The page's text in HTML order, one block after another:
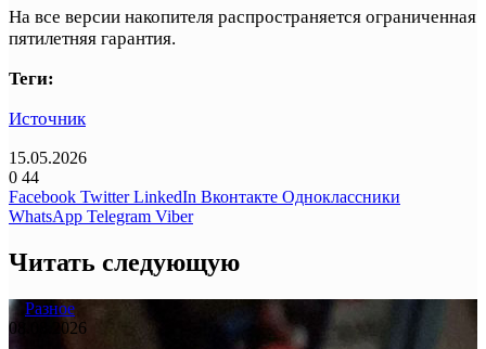
На все версии накопителя распространяется ограниченная
пятилетняя гарантия.
Теги:
Источник
15.05.2026
0 44
Facebook Twitter LinkedIn Вконтакте Одноклассники
WhatsApp Telegram Viber
Читать следующую
Разное
08.08.2026